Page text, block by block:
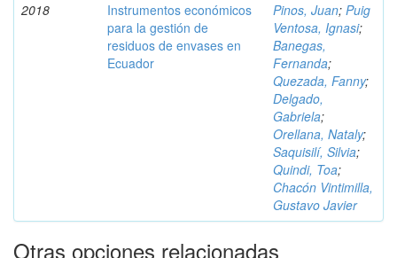
2018
Instrumentos económicos
para la gestión de
residuos de envases en
Ecuador
Pinos, Juan; Puig
Ventosa, Ignasi;
Banegas,
Fernanda;
Quezada, Fanny;
Delgado,
Gabriela;
Orellana, Nataly;
Saquisilí, Silvia;
Quindi, Toa;
Chacón Vintimilla,
Gustavo Javier
Otras opciones relacionadas